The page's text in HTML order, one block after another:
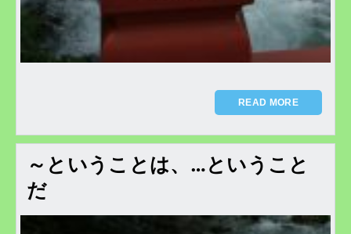
READ MORE
～ということは、…ということ
だ